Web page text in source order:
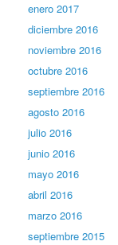
enero 2017
diciembre 2016
noviembre 2016
octubre 2016
septiembre 2016
agosto 2016
julio 2016
junio 2016
mayo 2016
abril 2016
marzo 2016
septiembre 2015